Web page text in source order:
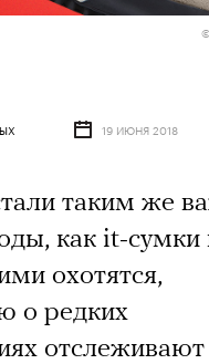
19 ИЮНЯ 2018
таким же
как it-сумки
охотятся,
о редких
отслеживают